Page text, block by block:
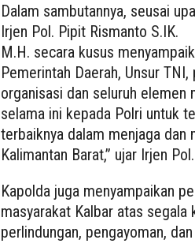
Dalam sambutannya, seusai
Irjen Pol. Pipit Rismanto S.IK.
M.H. secara kusus
Pemerintah Daerah, Unsur
organisasi dan seluruh elemen
selama ini kepada Polri untuk
terbaiknya dalam menjaga dan
Kalimantan Barat,” ujar Irjen
Kapolda juga menyampaikan
masyarakat Kalbar atas
perlindungan, pengayoman,